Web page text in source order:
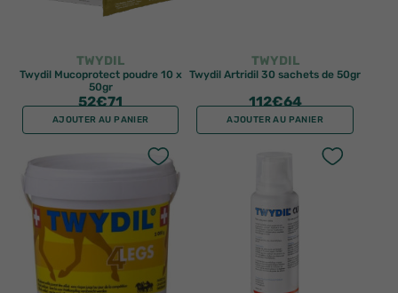
TWYDIL
Twydil Mucoprotect poudre 10 x
50gr
52€71
AJOUTER AU PANIER
TWYDIL
Twydil Artridil 30 sachets de 50gr
112€64
AJOUTER AU PANIER